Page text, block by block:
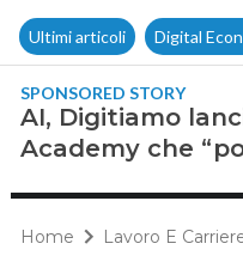
Ultimi articoli Digital
SPONSORED STORY
AI, Digitiamo
Academy che
Home Lavoro E